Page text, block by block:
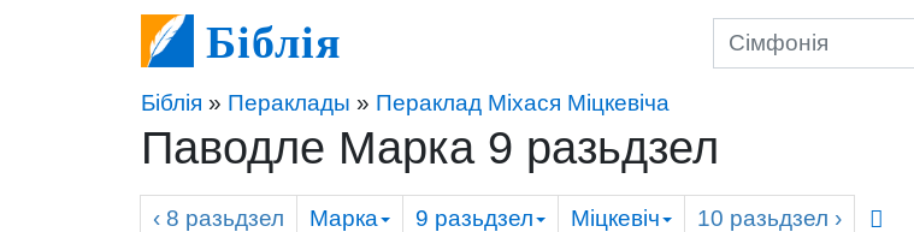
Біблія
Біблія » Пераклады » Пераклад Міхася Міцкевіча
Паводле Марка 9 разьдзел
‹ 8 разьдзел Марка 9 разьдзел Міцкевіч 10 разьдзел ›